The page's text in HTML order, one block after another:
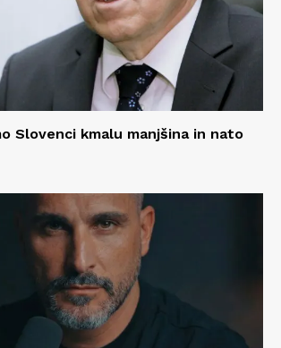
Slovenci kmalu manjšina in nato